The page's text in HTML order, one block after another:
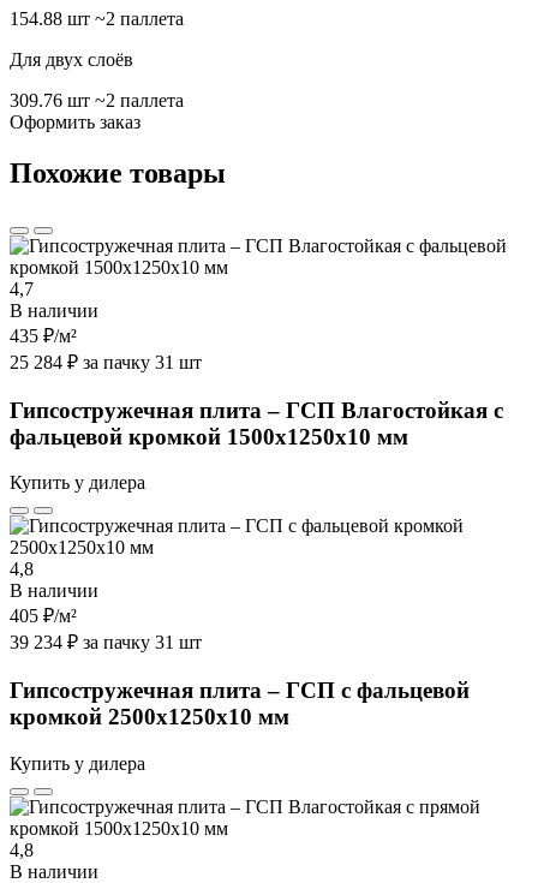
154.88 шт ~2 паллета
Для двух слоёв
309.76 шт ~2 паллета
Оформить заказ
Похожие товары
4,7
В наличии
435 ₽/м²
25 284 ₽ за пачку 31 шт
Гипсостружечная плита – ГСП Влагостойкая с
фальцевой кромкой 1500х1250х10 мм
Купить у дилера
4,8
В наличии
405 ₽/м²
39 234 ₽ за пачку 31 шт
Гипсостружечная плита – ГСП с фальцевой
кромкой 2500х1250х10 мм
Купить у дилера
4,8
В наличии